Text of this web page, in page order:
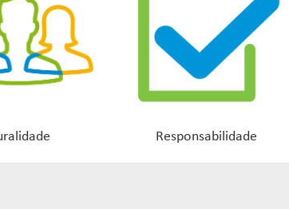
Responsabilidade